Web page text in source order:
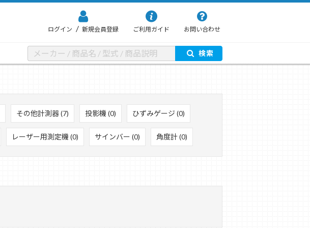
ログイン / 新規会員登録 ご利用ガイド お問い合わせ
検索
その他計測器 (7) 投影機 (0) ひずみゲージ (0)
レーザー用測定機 (0) サインバー (0) 角度計 (0)